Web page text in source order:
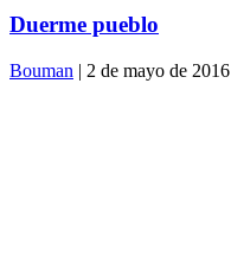
Duerme pueblo
Bouman | 2 de mayo de 2016